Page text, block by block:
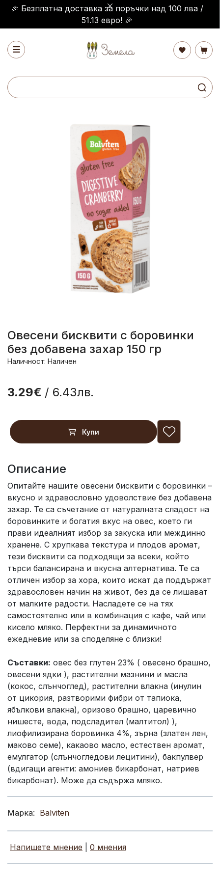
🎉 Безплатна доставка за поръчки над 100 лва /
51.13 евро! 🎉
Овесени бисквити с боровинки
без добавена захар 150 гр
Наличност: Наличен
3.29€ / 6.43лв.
Купи
Описание
Опитайте нашите овесени бисквити с боровинки –
вкусно и здравословно удоволствие без добавена
захар. Те са съчетание от натуралната сладост на
боровинките и богатия вкус на овес, което ги
прави идеалният избор за закуска или междинно
хранене. С хрупкава текстура и плодов аромат,
тези бисквити са подходящи за всеки, който
търси балансирана и вкусна алтернатива. Те са
отличен избор за хора, които искат да поддържат
здравословен начин на живот, без да се лишават
от малките радости. Насладете се на тях
самостоятелно или в комбинация с кафе, чай или
кисело мляко. Перфектни за динамичното
ежедневие или за споделяне с близки!
Съставки: овес без глутен 23% ( овесено брашно,
овесени ядки ), растителни мазнини и масла
(кокос, слънчоглед), растителни влакна (инулин
от цикория, разтворими фибри от тапиока,
ябълкови влакна), оризово брашно, царевично
нишесте, вода, подсладител (малтитол) ),
лиофилизирана боровинка 4%, зърна (златен лен,
маково семе), какаово масло, естествен аромат,
емулгатор (слънчогледови лецитини), бакпулвер
(вдигащи агенти: амониев бикарбонат, натриев
бикарбонат). Може да съдържа мляко.
Марка: Balviten
Напишете мнение 0 мнения